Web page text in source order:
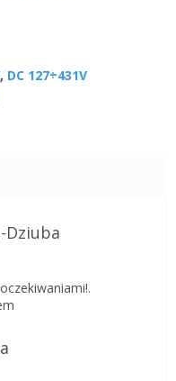
, DC 127÷431V
Dziuba
gwiazdek.
gwiazdek.